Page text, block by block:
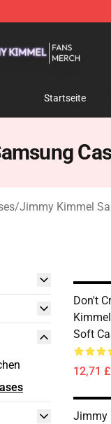
Startseite
/Jimmy Kimmel
Don't
Soft
12,71
Jimmy